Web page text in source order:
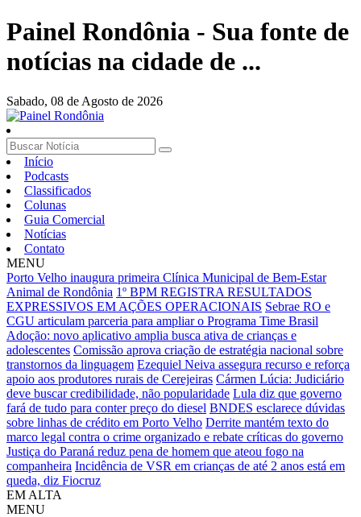
Painel Rondônia - Sua fonte de
notícias na cidade de ...
Sabado, 08 de Agosto de 2026
Início
Podcasts
Classificados
Colunas
Guia Comercial
Notícias
Contato
MENU
Porto Velho inaugura primeira Clínica Municipal de Bem-Estar
Animal de Rondônia 1º BPM REGISTRA RESULTADOS
EXPRESSIVOS EM AÇÕES OPERACIONAIS Sebrae RO e
CGU articulam parceria para ampliar o Programa Time Brasil
Adoção: novo aplicativo amplia busca ativa de crianças e
adolescentes Comissão aprova criação de estratégia nacional sobre
transtornos da linguagem Ezequiel Neiva assegura recurso e reforça
apoio aos produtores rurais de Cerejeiras Cármen Lúcia: Judiciário
deve buscar credibilidade, não popularidade Lula diz que governo
fará de tudo para conter preço do diesel BNDES esclarece dúvidas
sobre linhas de crédito em Porto Velho Derrite mantém texto do
marco legal contra o crime organizado e rebate críticas do governo
Justiça do Paraná reduz pena de homem que ateou fogo na
companheira Incidência de VSR em crianças de até 2 anos está em
queda, diz Fiocruz
EM ALTA
MENU